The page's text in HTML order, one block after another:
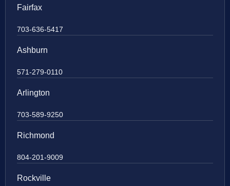
Fairfax
703-636-5417
Ashburn
571-279-0110
Arlington
703-589-9250
Richmond
804-201-9009
Rockville